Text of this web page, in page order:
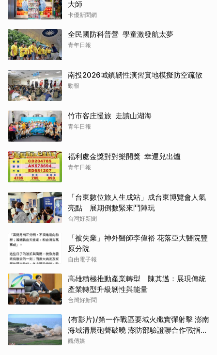
大師
卡優新聞網
全民國防科普營 學童激發航太夢
青年日報
南投2026城鎮韌性演習實地模擬防空疏散
勁報
竹市客庄慢旅 走讀山湖海
青年日報
福利處金獎對對樂開獎 幸運兒出爐
青年日報
「台東數位旅人生成站」成台東博覽會人氣
亮點 展期倒數緊來鬥陣玩
台灣好新聞
「被失業」神外醫師李偉裕 花落亞大醫院豐
原分院
自由電子報
高雄積極推動產業轉型 陳其邁：展現傳統
產業轉型升級韌性與能量
台灣好新聞
(有影片)/第一作戰區要域火殲實彈射擊 澎南
海域清晨砲聲破曉 澎防部驗證聯合作戰指管
效能
觀傳媒